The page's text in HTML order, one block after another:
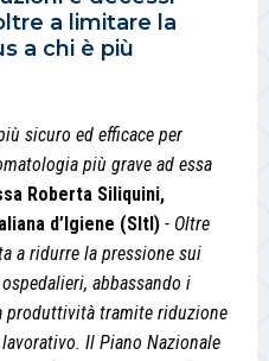
a limitare la
a chi è più
sicuro ed efficace per
più grave ad essa
Roberta Siliquini,
d’Igiene (SItI) - Oltre
a ridurre la pressione sui
abbassando i
produttività tramite riduzione
Il Piano Nazionale